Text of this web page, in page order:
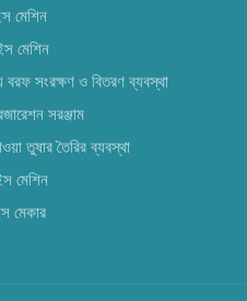
মেশিন
মেশিন
বরফ সংরক্ষণ ও বিতরণ ব্যবস্থা
সরঞ্জাম
তুষার তৈরির ব্যবস্থা
মেশিন
মেকার